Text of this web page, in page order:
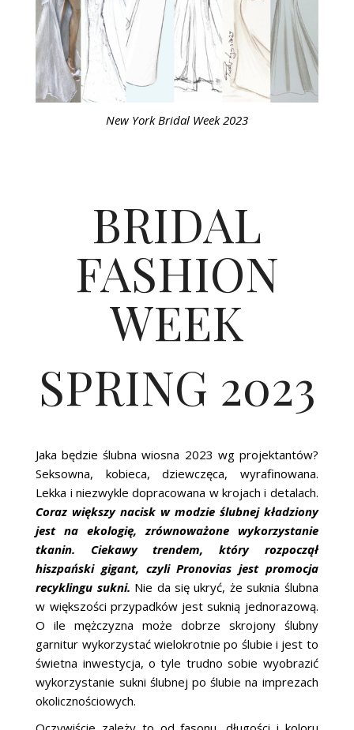
New York Bridal Week 2023
BRIDAL
FASHION
WEEK
SPRING 2023
Jaka będzie ślubna wiosna 2023 wg projektantów?
Seksowna, kobieca, dziewczęca, wyrafinowana.
Lekka i niezwykle dopracowana w krojach i detalach.
Coraz większy nacisk w modzie ślubnej kładziony
jest na ekologię, zrównoważone wykorzystanie
tkanin. Ciekawy trendem, który rozpoczął
hiszpański gigant, czyli Pronovias jest promocja
recyklingu sukni. Nie da się ukryć, że suknia ślubna
w większości przypadków jest suknią jednorazową.
O ile mężczyzna może dobrze skrojony ślubny
garnitur wykorzystać wielokrotnie po ślubie i jest to
świetna inwestycja, o tyle trudno sobie wyobrazić
wykorzystanie sukni ślubnej po ślubie na imprezach
okolicznościowych.